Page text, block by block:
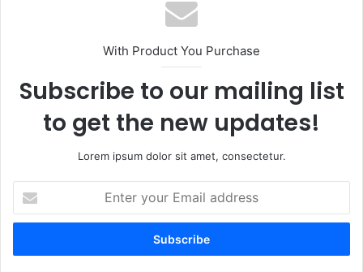
With Product You Purchase
Subscribe to our mailing list
to get the new updates!
Lorem ipsum dolor sit amet, consectetur.
t
r